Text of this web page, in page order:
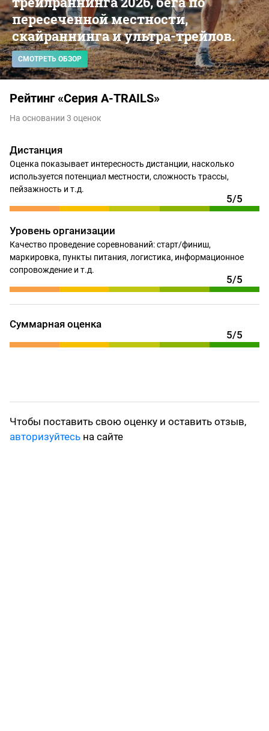
пересеченной местности,
скайраннинга и ультра-трейлов.
СМОТРЕТЬ ОБЗОР
Рейтинг «Серия A-TRAILS»
На основании 3 оценок
Дистанция
Оценка показывает интересность дистанции, насколько
используется потенциал местности, сложность трассы,
пейзажность и т.д.
5/5
Уровень организации
Качество проведение соревнований: старт/финиш,
маркировка, пункты питания, логистика, информационное
сопровождение и т.д.
5/5
Суммарная оценка
5/5
Чтобы поставить свою оценку и оставить отзыв,
авторизуйтесь на сайте